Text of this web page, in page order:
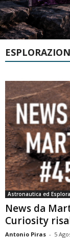
Astronautica ed
News da
Curiosity
Antonio Piras - 5